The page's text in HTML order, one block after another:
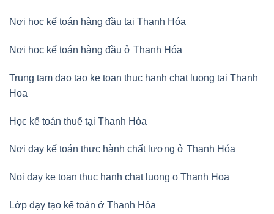
Nơi học kế toán hàng đầu tại Thanh Hóa
Nơi học kế toán hàng đầu ở Thanh Hóa
Trung tam dao tao ke toan thuc hanh chat luong tai Thanh
Hoa
Học kế toán thuế tại Thanh Hóa
Nơi dạy kế toán thực hành chất lượng ở Thanh Hóa
Noi day ke toan thuc hanh chat luong o Thanh Hoa
Lớp dạy tạo kế toán ở Thanh Hóa